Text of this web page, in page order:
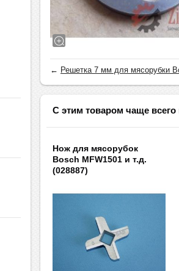
← Решетка 7 мм для мясорубки
С этим товаром чаще всего
Нож для мясорубок
Bosch MFW1501 и т.д.
(028887)